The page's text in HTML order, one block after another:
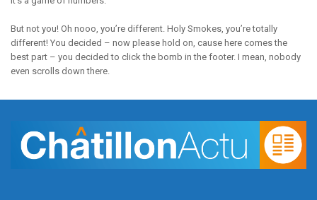
But not you! Oh nooo, you’re different. Holy Smokes, you’re totally
different! You decided – now please hold on, cause here comes the
best part – you decided to click the bomb in the footer. I mean, nobody
even scrolls down there.